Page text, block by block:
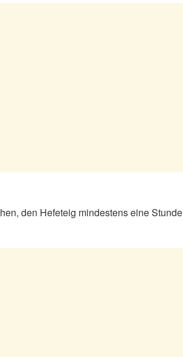
den Hefeteig mindestens eine Stunde